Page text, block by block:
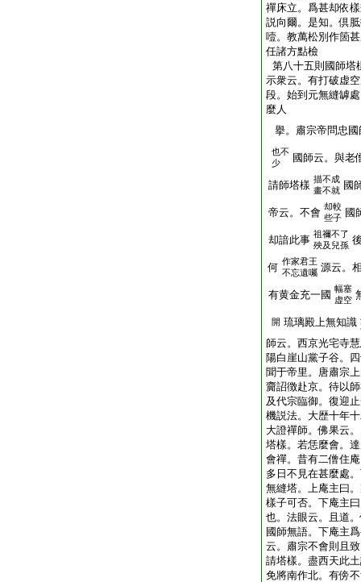
禪床立。爲甚却依
説向爾。是知。倶
噎。教萬松別作箇
任諸方點檢
第八十五則國師塔
示衆云。有打破虚
段。始到元無縫罅
麼人
擧。肅宗帝問忠
也不
少
國師云。與老
請師塔樣 描不成
畫不就 國
帝云。不會 却較
些子 國
却諳此事 祖禰不了
殃及兒孫
何 作家君王
不忘遺囑 源云。
有黄金充一國 幅塞
虚空
開 琉璃殿上無知識
師云。西京光宅寺
陽白崖山黨子谷。
聞于帝里。唐肅宗
齎詔徴赴京。待以
及代宗臨御。復迎
機説法。大歴十年
大證禪師。佛果云
塔樣。若恁麼會。
會禪。昔有二僧住
多日不見在甚麼處
無縫塔。上庵主曰
樣子可否。下庵主
也。法眼云。且道
國師無語。下庵主
云。肅宗不會則且
請塔樣。盡西天此
免將南作北。有傍